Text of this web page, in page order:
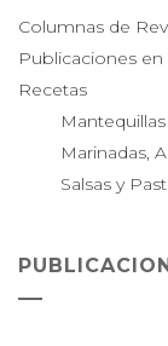
Columnas de
Publicaciones en
Recetas
Marinadas,
Salsas y